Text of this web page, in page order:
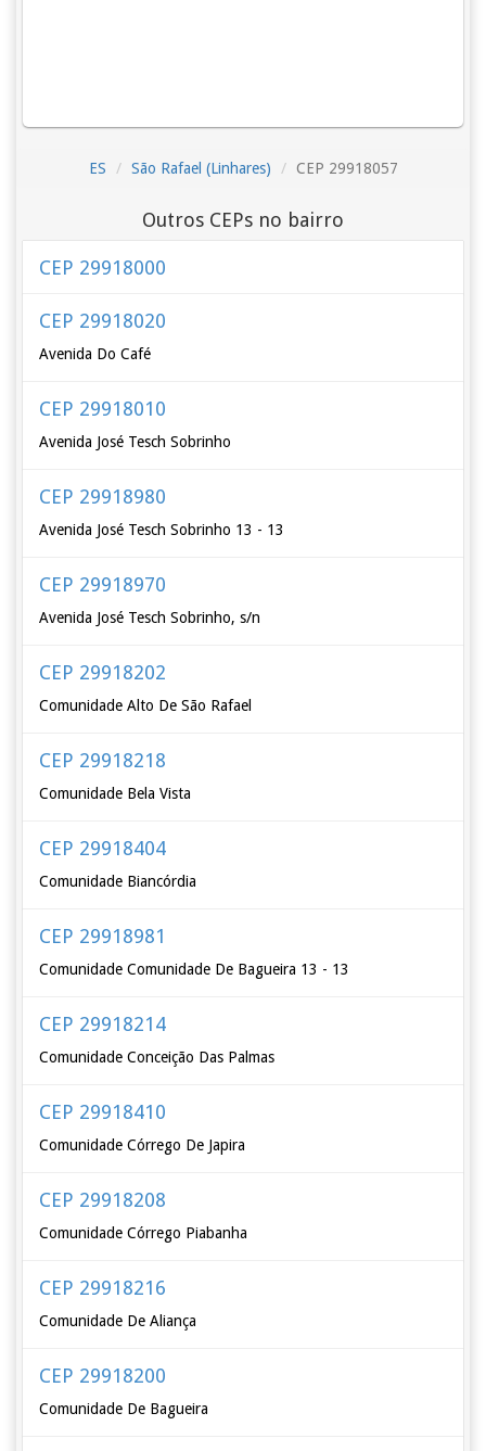
ES São Rafael (Linhares) CEP 29918057
Outros CEPs no bairro
CEP 29918000
CEP 29918020
Avenida Do Café
CEP 29918010
Avenida José Tesch Sobrinho
CEP 29918980
Avenida José Tesch Sobrinho 13 - 13
CEP 29918970
Avenida José Tesch Sobrinho, s/n
CEP 29918202
Comunidade Alto De São Rafael
CEP 29918218
Comunidade Bela Vista
CEP 29918404
Comunidade Biancórdia
CEP 29918981
Comunidade Comunidade De Bagueira 13 - 13
CEP 29918214
Comunidade Conceição Das Palmas
CEP 29918410
Comunidade Córrego De Japira
CEP 29918208
Comunidade Córrego Piabanha
CEP 29918216
Comunidade De Aliança
CEP 29918200
Comunidade De Bagueira